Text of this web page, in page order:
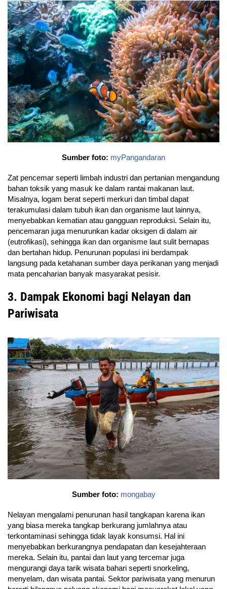
Sumber foto: myPangandaran
Zat pencemar seperti limbah industri dan pertanian mengandung
bahan toksik yang masuk ke dalam rantai makanan laut.
Misalnya, logam berat seperti merkuri dan timbal dapat
terakumulasi dalam tubuh ikan dan organisme laut lainnya,
menyebabkan kematian atau gangguan reproduksi. Selain itu,
pencemaran juga menurunkan kadar oksigen di dalam air
(eutrofikasi), sehingga ikan dan organisme laut sulit bernapas
dan bertahan hidup. Penurunan populasi ini berdampak
langsung pada ketahanan sumber daya perikanan yang menjadi
mata pencaharian banyak masyarakat pesisir.
3. Dampak Ekonomi bagi Nelayan dan
Pariwisata
Sumber foto: mongabay
Nelayan mengalami penurunan hasil tangkapan karena ikan
yang biasa mereka tangkap berkurang jumlahnya atau
terkontaminasi sehingga tidak layak konsumsi. Hal ini
menyebabkan berkurangnya pendapatan dan kesejahteraan
mereka. Selain itu, pantai dan laut yang tercemar juga
mengurangi daya tarik wisata bahari seperti snorkeling,
menyelam, dan wisata pantai. Sektor pariwisata yang menurun